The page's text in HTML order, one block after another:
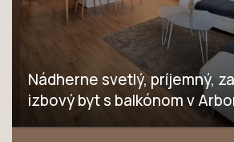
Nádherne svetlý, príjemný,
izbový byt s balkónom v